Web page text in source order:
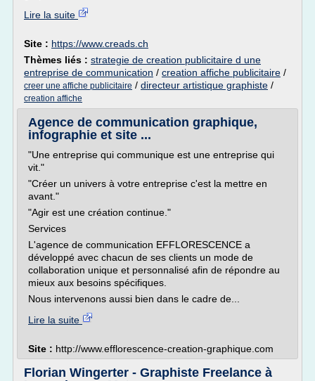
Lire la suite
Site : https://www.creads.ch
Thèmes liés : strategie de creation publicitaire d une
entreprise de communication / creation affiche publicitaire /
creer une affiche publicitaire / directeur artistique graphiste /
creation affiche
Agence de communication graphique,
infographie et site ...
"Une entreprise qui communique est une entreprise qui
vit."
"Créer un univers à votre entreprise c'est la mettre en
avant."
"Agir est une création continue."
Services
L'agence de communication EFFLORESCENCE a
développé avec chacun de ses clients un mode de
collaboration unique et personnalisé afin de répondre au
mieux aux besoins spécifiques.
Nous intervenons aussi bien dans le cadre de...
Lire la suite
Site : http://www.efflorescence-creation-graphique.com
Florian Wingerter - Graphiste Freelance à